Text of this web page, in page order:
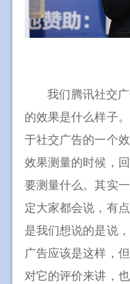
我们腾讯社交
的效果是什么样子
于社交广告的一个
效果测量的时候，
要测量什么。其实
定大家都会说，有
是我们想说的是说
广告应该是这样，
对它的评价来讲，